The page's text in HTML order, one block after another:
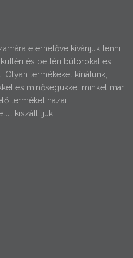
elérhetővé kívánjuk tenni
és beltéri bútorokat és
Olyan termékeket kínálunk,
és minőségükkel minket már
terméket hazai
kiszállítjuk.